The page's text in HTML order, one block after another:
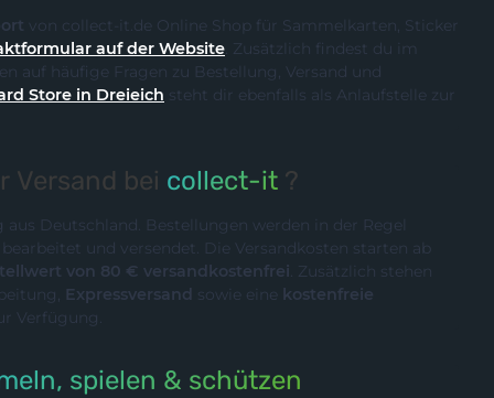
von collect-it.de Online Shop für Sammelkarten, Sticker
auf der Website. Zusätzlich findest du im
auf häufige Fragen zu Bestellung, Versand und
Store in Dreieich steht dir ebenfalls als Anlaufstelle zur
Versand bei collect-it ?
Deutschland. Bestellungen werden in der Regel
bearbeitet und versendet. Die Versandkosten starten ab
von 80 € versandkostenfrei. Zusätzlich stehen
Expressversand sowie eine kostenfreie
Verfügung.
spielen & schützen